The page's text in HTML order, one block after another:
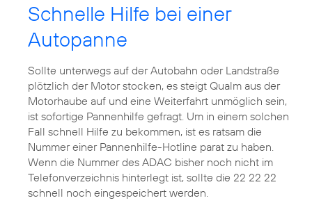
Schnelle Hilfe bei einer
Autopanne
Sollte unterwegs auf der Autobahn oder Landstraße
plötzlich der Motor stocken, es steigt Qualm aus der
Motorhaube auf und eine Weiterfahrt unmöglich sein,
ist sofortige Pannenhilfe gefragt. Um in einem solchen
Fall schnell Hilfe zu bekommen, ist es ratsam die
Nummer einer Pannenhilfe-Hotline parat zu haben.
Wenn die Nummer des ADAC bisher noch nicht im
Telefonverzeichnis hinterlegt ist, sollte die 22 22 22
schnell noch eingespeichert werden.